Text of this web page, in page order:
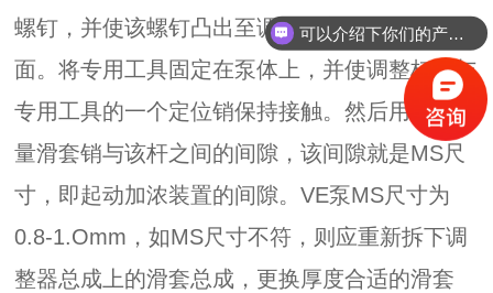
螺钉，并使该螺钉凸出至调速器盖在拆卸前的端
面。将专用工具固定在泵体上，并使调整杠杆与
专用工具的一个定位销保持接触。然后用塞尺测
量滑套销与该杆之间的间隙，该间隙就是MS尺
寸，即起动加浓装置的间隙。VE泵MS尺寸为
0.8-1.Omm，如MS尺寸不符，则应重新拆下调
整器总成上的滑套总成，更换厚度合适的滑套
可以介绍下你们的产品么？